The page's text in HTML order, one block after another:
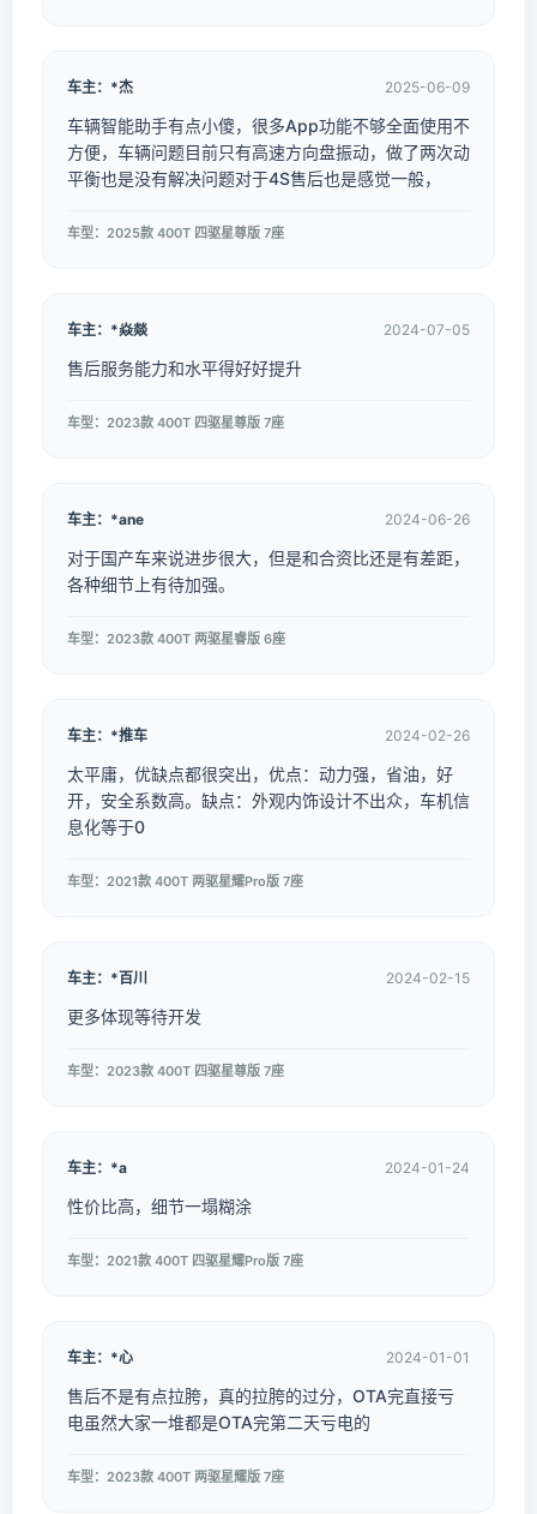
车主：*杰 2025-06-09
车辆智能助手有点小傻，很多App功能不够全面使用不
方便，车辆问题目前只有高速方向盘振动，做了两次动
平衡也是没有解决问题对于4S售后也是感觉一般，
车型：2025款 400T 四驱星尊版 7座
车主：*焱燚 2024-07-05
售后服务能力和水平得好好提升
车型：2023款 400T 四驱星尊版 7座
车主：*ane 2024-06-26
对于国产车来说进步很大，但是和合资比还是有差距，
各种细节上有待加强。
车型：2023款 400T 两驱星睿版 6座
车主：*推车 2024-02-26
太平庸，优缺点都很突出，优点：动力强，省油，好
开，安全系数高。缺点：外观内饰设计不出众，车机信
息化等于0
车型：2021款 400T 两驱星耀Pro版 7座
车主：*百川 2024-02-15
更多体现等待开发
车型：2023款 400T 四驱星尊版 7座
车主：*a 2024-01-24
性价比高，细节一塌糊涂
车型：2021款 400T 四驱星耀Pro版 7座
车主：*心 2024-01-01
售后不是有点拉胯，真的拉胯的过分，OTA完直接亏
电虽然大家一堆都是OTA完第二天亏电的
车型：2023款 400T 两驱星耀版 7座